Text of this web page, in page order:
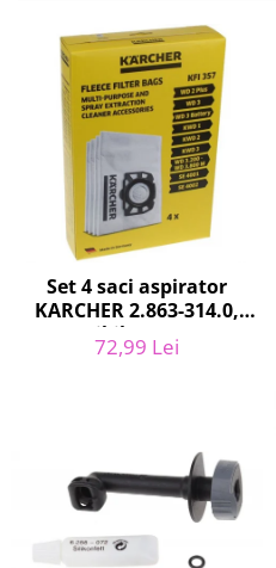
Decoratiuni
Gradinarit
Hobby-uri creative
Iluminat & Electrice
Jaluzele
Kit-uri automatizari porti si usi
Mobila dormitor
Mobila gradina & terasa
Mobila Living & Dining
Organizare si depozitare
Silicon, spume si solutii tehnice
Sisteme Incalzire
Textile si covoare
Uscatoare rufe
Set 4 saci aspirator
KARCHER 2.863-314.0,
compatibil cu WD, KWD,
SE
72,99 Lei